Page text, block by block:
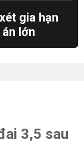
gia hạn
lớn
3,5 sau